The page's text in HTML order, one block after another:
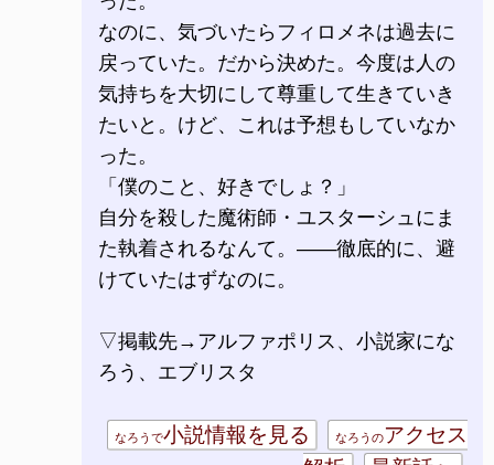
なのに、気づいたらフィロメネは過去に
戻っていた。だから決めた。今度は人の
気持ちを大切にして尊重して生きていき
たいと。けど、これは予想もしていなか
った。
「僕のこと、好きでしょ？」
自分を殺した魔術師・ユスターシュにま
た執着されるなんて。――徹底的に、避
けていたはずなのに。
▽掲載先→アルファポリス、小説家にな
ろう、エブリスタ
なろうで小説情報を見る なろうのアクセス